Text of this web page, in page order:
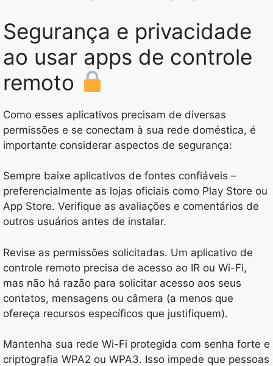
Segurança e privacidade
ao usar apps de controle
remoto
Como esses aplicativos precisam de diversas
permissões e se conectam à sua rede doméstica, é
importante considerar aspectos de segurança:
Sempre baixe aplicativos de fontes confiáveis –
preferencialmente as lojas oficiais como Play Store ou
App Store. Verifique as avaliações e comentários de
outros usuários antes de instalar.
Revise as permissões solicitadas. Um aplicativo de
controle remoto precisa de acesso ao IR ou Wi-Fi,
mas não há razão para solicitar acesso aos seus
contatos, mensagens ou câmera (a menos que
ofereça recursos específicos que justifiquem).
Mantenha sua rede Wi-Fi protegida com senha forte e
criptografia WPA2 ou WPA3. Isso impede que pessoas